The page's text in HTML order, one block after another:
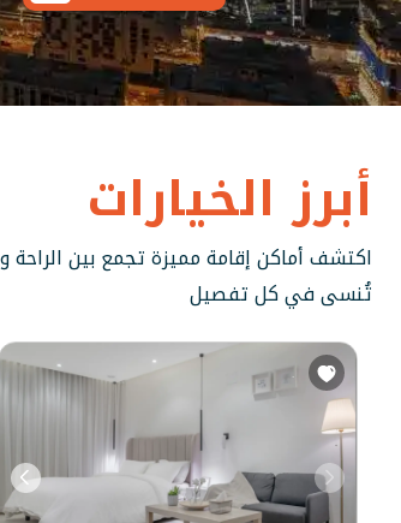
أبرز الخيارات
اكتشف أماكن إقامة مميزة تجمع بين الراحة
تُنسى في كل تفصيل